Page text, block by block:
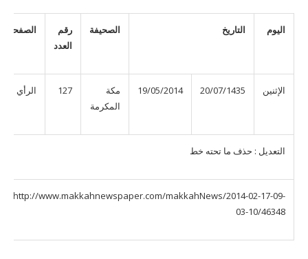
اليوم التاريخ الصحيفة
رقم
العدد
الصفحة
الإثنين 20/07/1435
19/05/2014
مكة
المكرمة
127 الرأي
التعديل : حذف ما تحته خط
http://www.makkahnewspaper.com/makkahNews/2014-02-17-09-
03-10/46348